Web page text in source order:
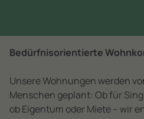
Bedürfnisorientierte
Unsere Wohnungen werden
Menschen geplant: Ob für
ob Eigentum oder Miete – wir